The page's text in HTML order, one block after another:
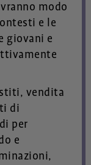
modo
e le
giovani e
vendita
di
per
e